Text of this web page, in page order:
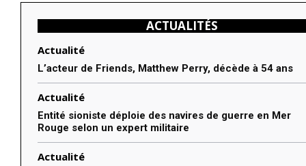
ACTUALITÉS
Actualité
L’acteur de Friends, Matthew Perry, décède à 54 ans
Actualité
Entité sioniste déploie des navires de guerre en Mer
Rouge selon un expert militaire
Actualité